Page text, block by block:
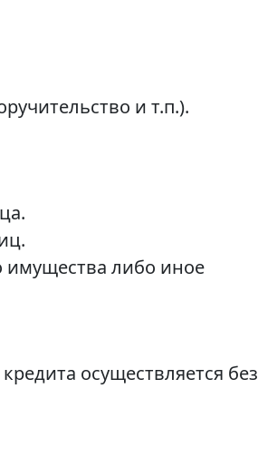
и т.п.).
имущества либо иное
осуществляется без